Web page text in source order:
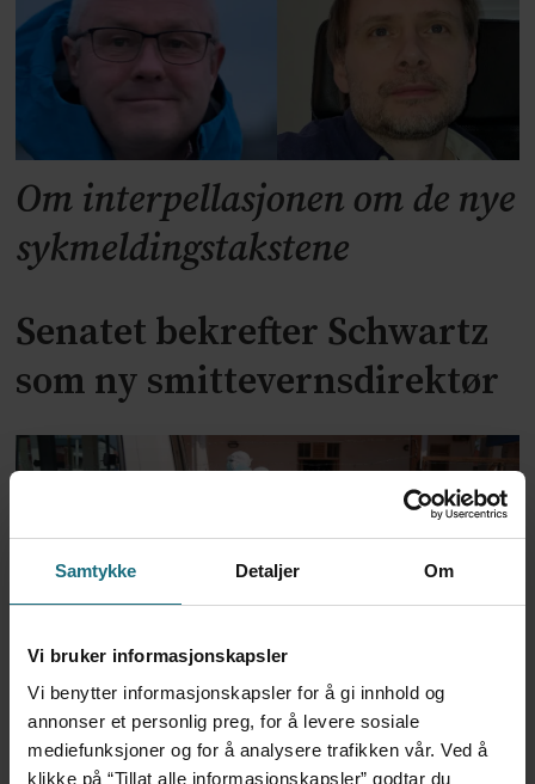
Samtykke Detaljer Om
Vi bruker informasjonskapsler
Vi benytter informasjonskapsler for å gi innhold og
annonser et personlig preg, for å levere sosiale
mediefunksjoner og for å analysere trafikken vår. Ved å
klikke på “Tillat alle informasjonskapsler” godtar du
Om interpellasjonen om de nye
sykmeldingstakstene
Senatet bekrefter Schwartz
som ny smittevernsdirektør
Trump-administrasjonen
bevilger over 2 milliarder til